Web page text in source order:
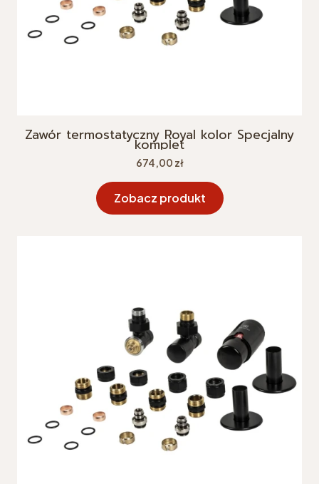
Zawór termostatyczny Royal kolor Specjalny
komplet
Cena
674,00 zł
Zobacz produkt